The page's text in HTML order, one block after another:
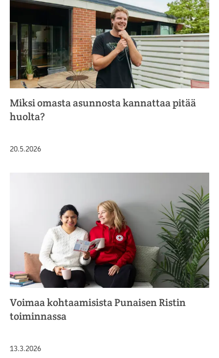
Miksi omasta asunnosta kannattaa pitää
huolta?
Julkaistu
20.5.2026
Voimaa kohtaamisista Punaisen Ristin
toiminnassa
Julkaistu
13.3.2026